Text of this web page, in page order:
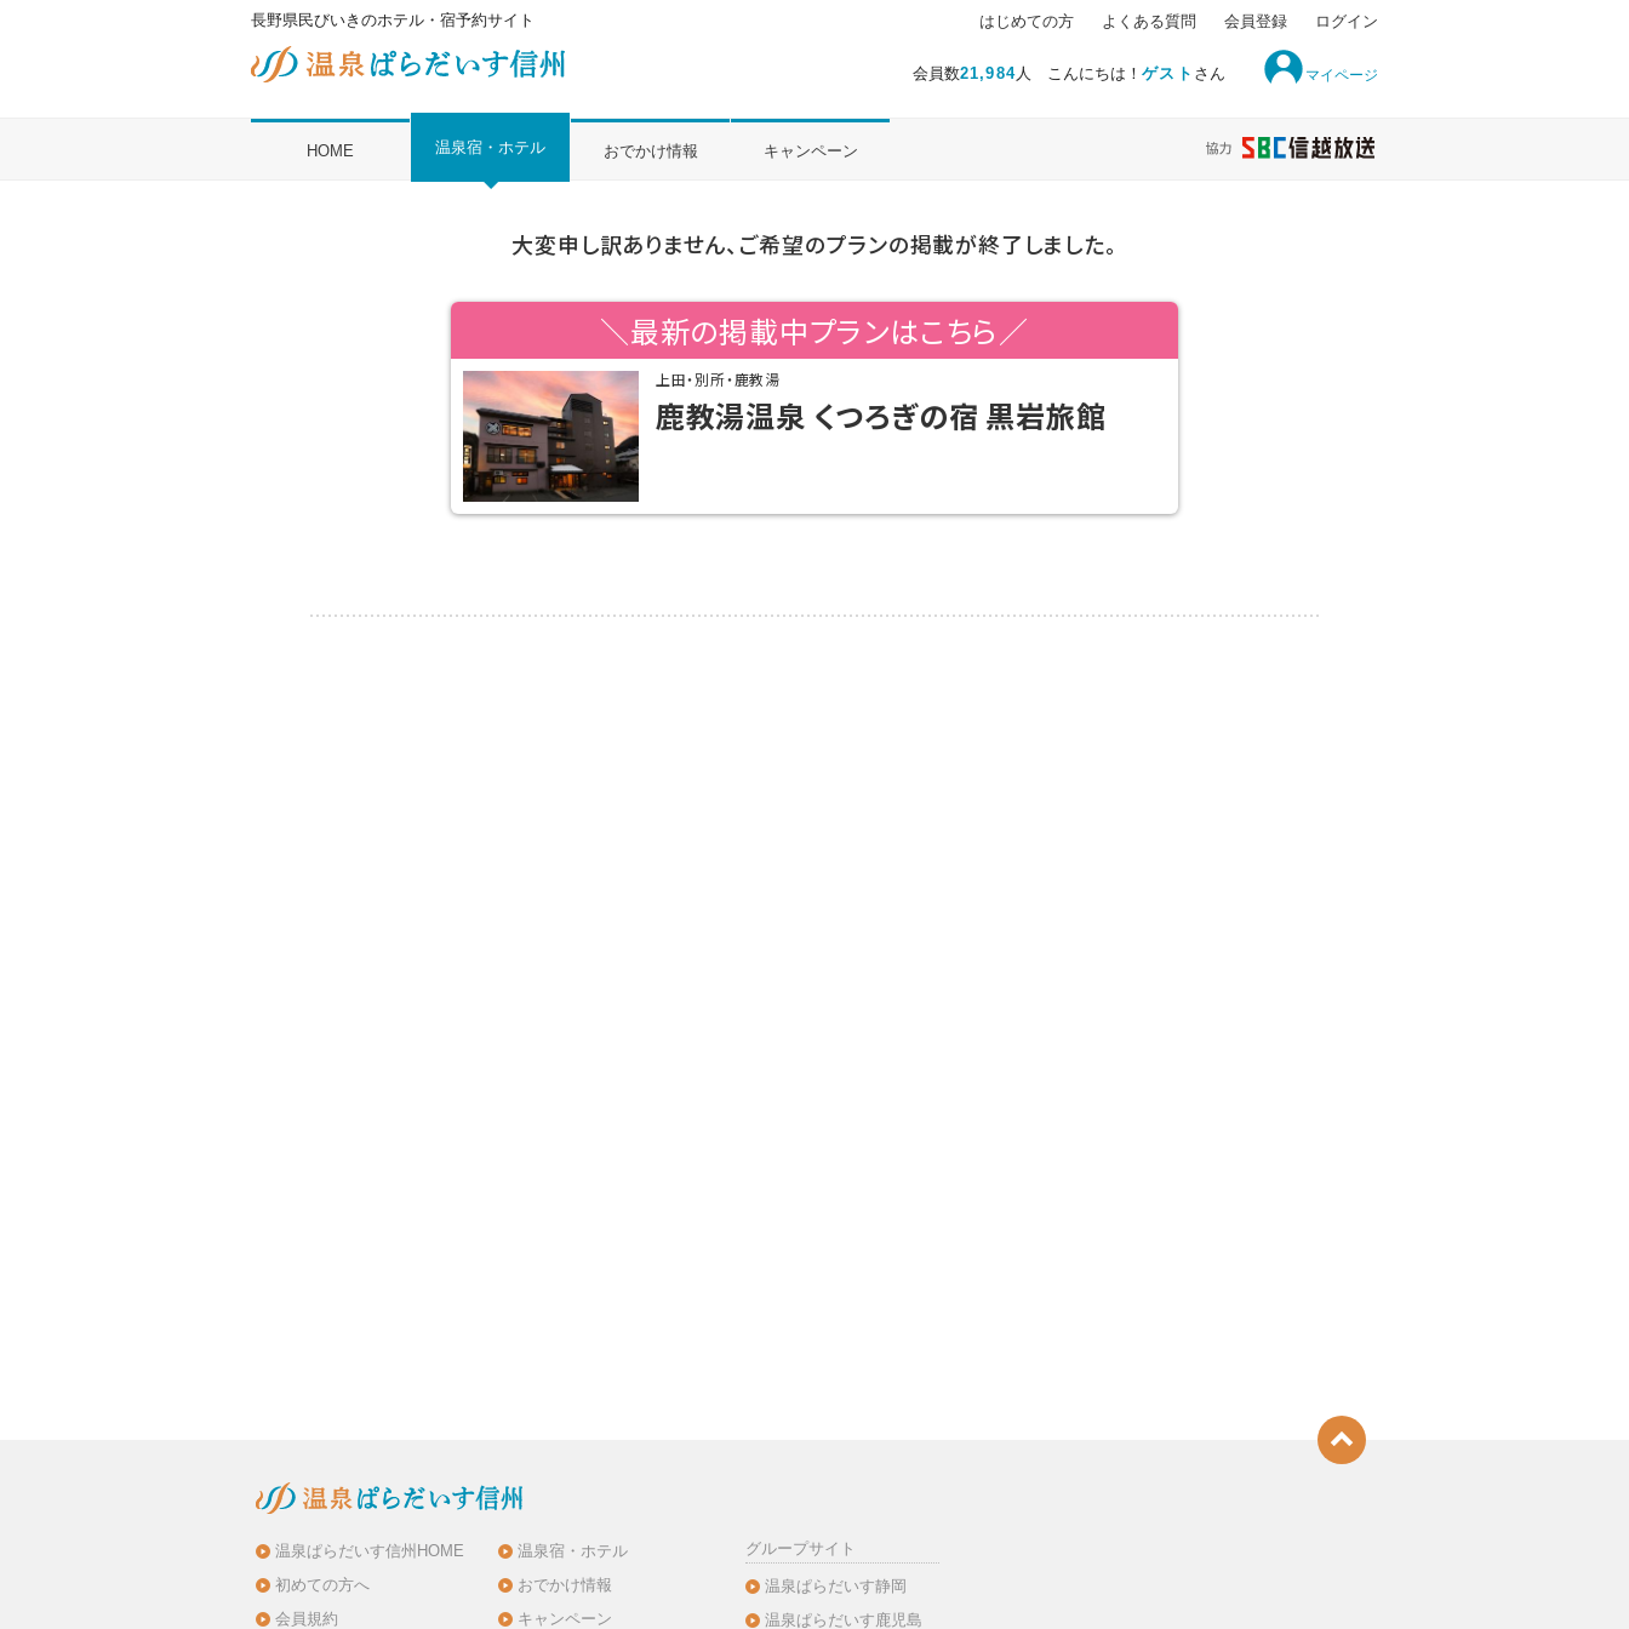
長野県民びいきのホテル・宿予約サイト
会員数21,984人 こんにちは！ゲスト さん マイページ
はじめての方 よくある質問 会員登録 ログイン
HOME 温泉宿・ホテル おでかけ情報 キャンペーン
大変申し訳ありません、ご希望のプランの掲載が終了しました。
＼最新の掲載中プランはこちら／
上田・別所・鹿教湯
鹿教湯温泉 くつろぎの宿 黒岩旅館
温泉ぱらだいす信州HOME
初めての方へ
会員規約
温泉宿・ホテル
おでかけ情報
キャンペーン
グループサイト
温泉ぱらだいす静岡
温泉ぱらだいす鹿児島